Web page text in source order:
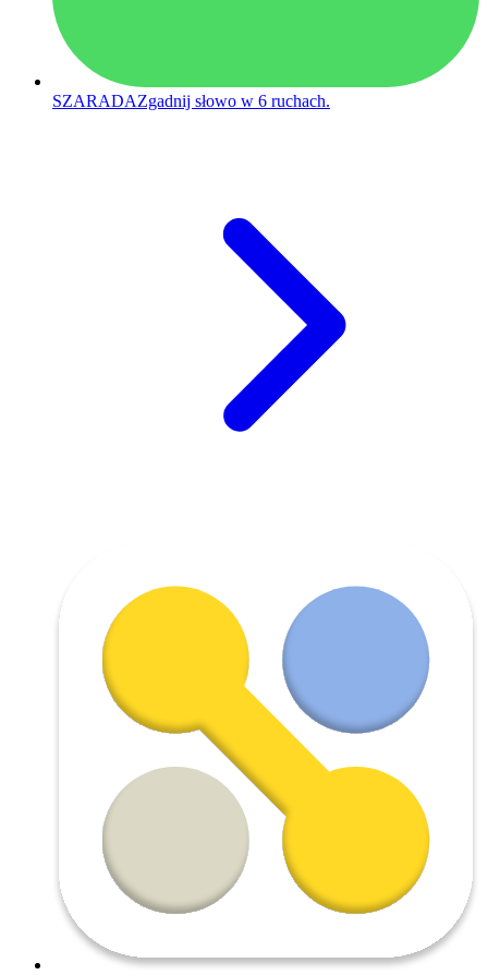
SZARADAZgadnij słowo w 6 ruchach.